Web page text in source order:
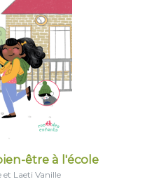
être à l'école
et Laeti Vanille